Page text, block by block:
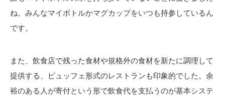
ね。みんなマイボトルかマグカップをいつも持参しているん
です。
また、飲食店で残った食材や規格外の食材を新たに調理して
提供する、ビュッフェ形式のレストランも印象的でした。余
裕のある人が寄付という形で飲食代を支払うのが基本システ